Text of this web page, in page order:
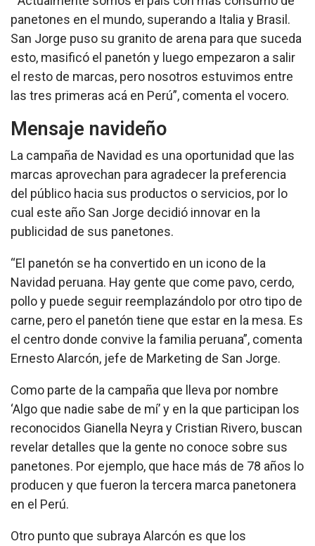
panetones en el mundo, superando a Italia y Brasil.
San Jorge puso su granito de arena para que suceda
esto, masificó el panetón y luego empezaron a salir
el resto de marcas, pero nosotros estuvimos entre
las tres primeras acá en Perú”, comenta el vocero.
Mensaje navideño
La campaña de Navidad es una oportunidad que las
marcas aprovechan para agradecer la preferencia
del público hacia sus productos o servicios, por lo
cual este año San Jorge decidió innovar en la
publicidad de sus panetones.
“El panetón se ha convertido en un icono de la
Navidad peruana. Hay gente que come pavo, cerdo,
pollo y puede seguir reemplazándolo por otro tipo de
carne, pero el panetón tiene que estar en la mesa. Es
el centro donde convive la familia peruana”, comenta
Ernesto Alarcón, jefe de Marketing de San Jorge.
Como parte de la campaña que lleva por nombre
‘Algo que nadie sabe de mí’ y en la que participan los
reconocidos Gianella Neyra y Cristian Rivero, buscan
revelar detalles que la gente no conoce sobre sus
panetones. Por ejemplo, que hace más de 78 años lo
producen y que fueron la tercera marca panetonera
en el Perú.
Otro punto que subraya Alarcón es que los